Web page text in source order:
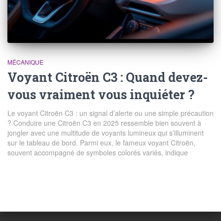
MÉCANIQUE
Voyant Citroën C3 : Quand devez-
vous vraiment vous inquiéter ?
Le voyant Citroën C3 : un signal d’alerte ou une simple précaution
? Conduire une Citroën C3 en 2025 ressemble bien souvent à
jongler avec une multitude de voyants lumineux qui s’illuminent
sur le tableau de bord. Parmi eux, le fameux voyant Citroën,
souvent accompagné de symboles colorés variés, indique